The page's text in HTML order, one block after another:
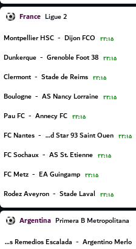
France Ligue 2
Montpellier HSC - Dijon FCO ۲۲:۱۵
Dunkerque - Grenoble Foot 38 ۲۲:۱۵
Clermont - Stade de Reims ۲۲:۱۵
Boulogne - AS Nancy Lorraine ۲۲:۱۵
Pau FC - Annecy FC ۲۲:۱۵
FC Nantes - Red Star 93 Saint Ouen ۲۲:۱۵
FC Sochaux - AS St. Etienne ۲۲:۱۵
FC Metz - EA Guingamp ۲۲:۱۵
Rodez Aveyron - Stade Laval ۲۲:۱۵
Argentina Primera B Metropolitana
Talleres Remedios Escalada - Argentino Merlo